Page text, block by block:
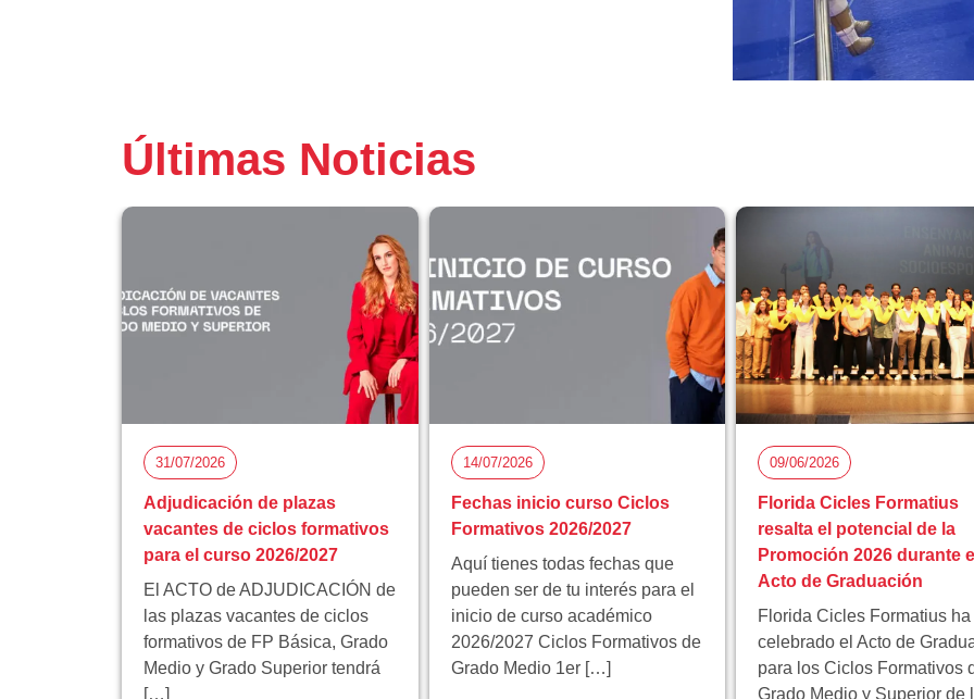
Últimas Noticias
31/07/2026
Adjudicación de plazas
vacantes de ciclos formativos
para el curso 2026/2027
El ACTO de ADJUDICACIÓN de
las plazas vacantes de ciclos
formativos de FP Básica, Grado
Medio y Grado Superior tendrá
[…]
14/07/2026
Fechas inicio curso Ciclos
Formativos 2026/2027
Aquí tienes todas fechas que
pueden ser de tu interés para el
inicio de curso académico
2026/2027 Ciclos Formativos de
Grado Medio 1er […]
09/06/2026
Florida Cicles Formatius
resalta el potencial de la
Promoción 2026 durante el
Acto de Graduación
Florida Cicles Formatius ha
celebrado el Acto de
para los Ciclos Formativos
Grado Medio y Superior de